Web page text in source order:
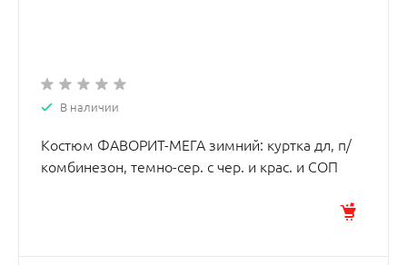
В наличии
Костюм ФАВОРИТ-МЕГА зимний: куртка дл, п/
комбинезон, темно-сер. с чер. и крас. и СОП